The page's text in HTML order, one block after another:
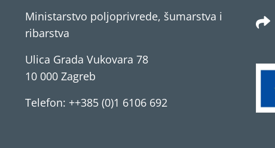
Ministarstvo poljoprivrede, šumarstva i
ribarstva
Ulica Grada Vukovara 78
10 000 Zagreb
Telefon: ++385 (0)1 6106 692